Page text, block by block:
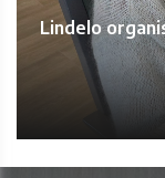
Lindelo